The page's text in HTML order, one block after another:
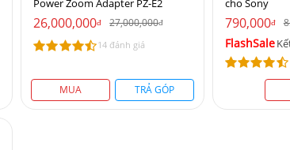
Power Zoom Adapter PZ-E2
26,000,000đ 27,000,000đ
14 đánh giá
MUA TRẢ GÓP
cho Sony
790,000đ
FlashSale